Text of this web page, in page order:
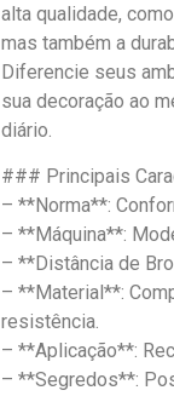
alta qualidade,
mas também a
Diferencie seus
sua decoração ao
diário.
### Principais
– **Norma**:
– **Máquina**:
– **Distância de
– **Material**:
resistência.
– **Aplicação**:
– **Segredos**: